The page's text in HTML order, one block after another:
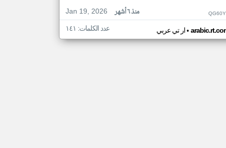
Jan 19, 2026
منذ ٦ أشهر
ار تي عربي• عدد الكلمات: ١٤١